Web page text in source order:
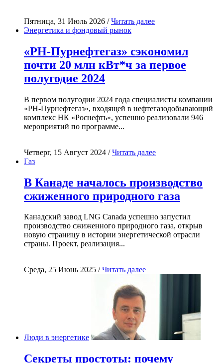
Пятница, 31 Июль 2026 /Читать далее
Энергетика и фондовый рынок
«РН-Пурнефтегаз» сэкономил
почти 20 млн кВт*ч за первое
полугодие 2024
В первом полугодии 2024 года специалисты компании
«РН-Пурнефтегаз», входящей в нефтегазодобывающий
комплекс НК «Роснефть», успешно реализовали 946
мероприятий по программе...
Четверг, 15 Август 2024 /Читать далее
Газ
В Канаде началось производство
сжиженного природного газа
Канадский завод LNG Canada успешно запустил
производство сжиженного природного газа, открыв
новую страницу в истории энергетической отрасли
страны. Проект, реализация...
Среда, 25 Июнь 2025 /Читать далее
Люди в энергетике
Секреты простоты: почему